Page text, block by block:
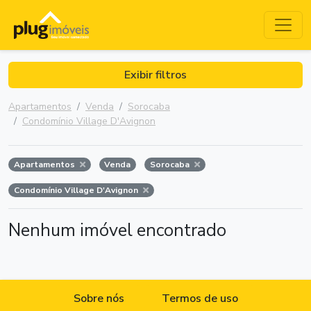
Exibir filtros
Apartamentos Venda
Sorocaba
Condomínio Village D'Avignon
Apartamentos Venda Sorocaba
Condomínio Village D'Avignon
Nenhum imóvel encontrado
Sobre nós Termos de uso